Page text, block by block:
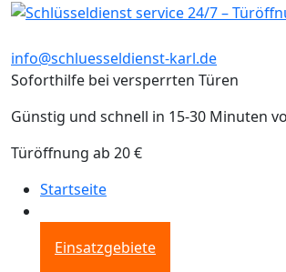
info@schluesseldienst-karl.de
Soforthilfe bei versperrten Türen
Günstig und schnell in 15-30 Minuten
Türöffnung ab 20 €
Startseite
Einsatzgebiete